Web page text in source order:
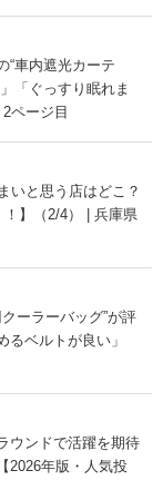
“車内遮光カーテ
「ぐっすり眠れま
ページ目
いと思う店はどこ？
！】（2/4） | 兵庫県
ーラーバッグ”が評
ベルトが良い」
ウンドで活躍を期待
2026年版・人気投